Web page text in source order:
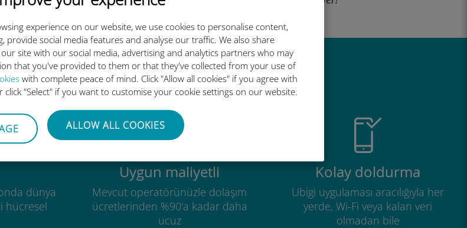
experience on our website, we use cookies to personalise content,
provide social media features and analyse our traffic. We also share
site with our social media, advertising and analytics partners who may
that you've provided to them or that they've collected from your use of
with complete peace of mind. Click "Allow all cookies" if you agree with
"Select" if you want to customise your cookie settings on our website.
ALLOW ALL COOKIES
eSIM neden bu kadar harika
dünya
hücresel
Uygun maliyetli
Mevcut operatörünüzle dolaşım
ücretlerinden %90'a kadar daha
ucuz
Kolay doldurma
Ubigi uygulaması aracılığıyla her
yerde, Wi-Fi veya kalan veri
olmadan bile